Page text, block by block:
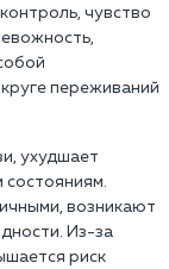
чувство
переживаний
ухудшает
состояниям.
возникают
Из-за
риск